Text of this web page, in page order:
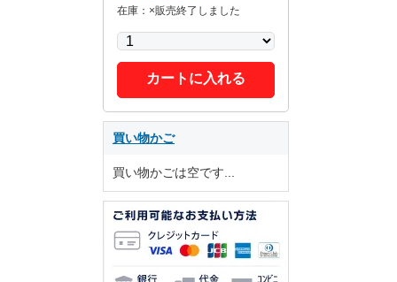
在庫：×販売終了しました
カートに入れる
買い物かご
買い物かごは空です...